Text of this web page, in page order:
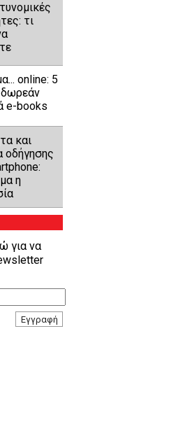
τι
online: 5
e-books
και
οδήγησης
η
για να
Εγγραφή